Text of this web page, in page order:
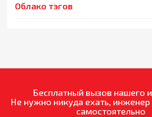
Облако тэгов
Бесплатный вызов нашего
Не нужно никуда ехать,
самостоятельно